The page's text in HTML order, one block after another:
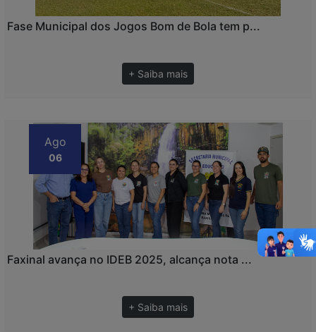
Fase Municipal dos Jogos Bom de Bola tem p...
+ Saiba mais
Ago
06
Faxinal avança no IDEB 2025, alcança nota ...
+ Saiba mais